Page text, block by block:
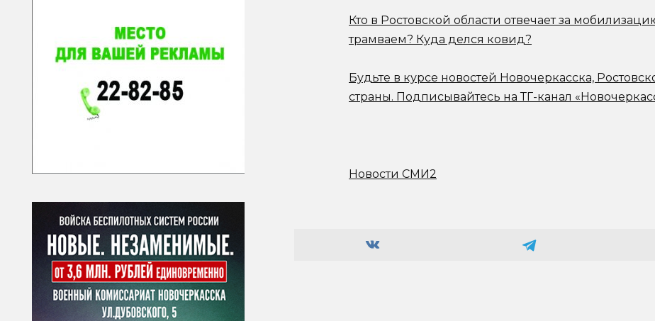
Кто в Ростовской области отвечает за
трамваем? Куда делся ковид?
Будьте в курсе новостей Новочеркасска,
страны. Подписывайтесь на ТГ-канал
Новости СМИ2